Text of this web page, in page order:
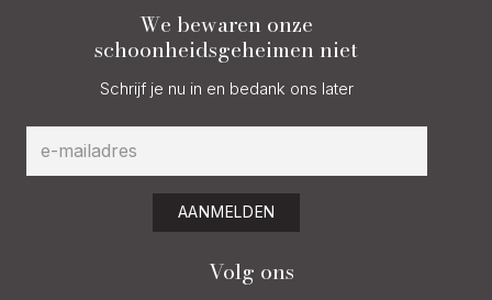
We bewaren onze
schoonheidsgeheimen niet
Schrijf je nu in en bedank ons later
AANMELDEN
Volg ons